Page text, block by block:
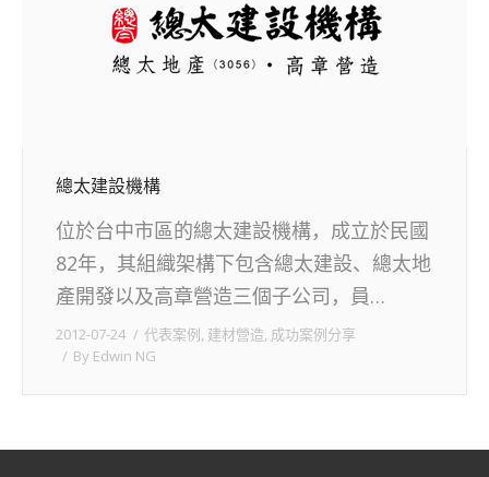
總太建設機構
位於台中市區的總太建設機構，成立於民國
82年，其組織架構下包含總太建設、總太地
產開發以及高章營造三個子公司，員…
2012-07-24 代表案例, 建材營造, 成功案例分享
By Edwin NG